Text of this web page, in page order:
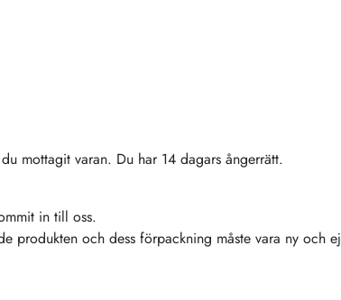
mottagit varan. Du har 14 dagars ångerrätt.
in till oss.
produkten och dess förpackning måste vara ny och ej